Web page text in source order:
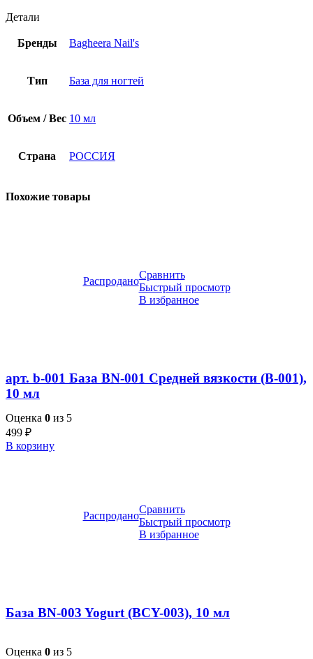
Детали
Бренды Bagheera Nail's
Тип База для ногтей
Объем / Вес 10 мл
Страна РОССИЯ
Похожие товары
Распродано
Сравнить
Быстрый просмотр
В избранное
арт. b-001 База BN-001 Средней вязкости (B-001),
10 мл
Оценка 0 из 5
499 ₽
В корзину
Распродано
Сравнить
Быстрый просмотр
В избранное
База BN-003 Yogurt (BCY-003), 10 мл
Оценка 0 из 5